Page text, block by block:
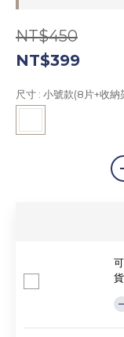
NT$450
NT$399
尺寸 : 小號款(8片+收納